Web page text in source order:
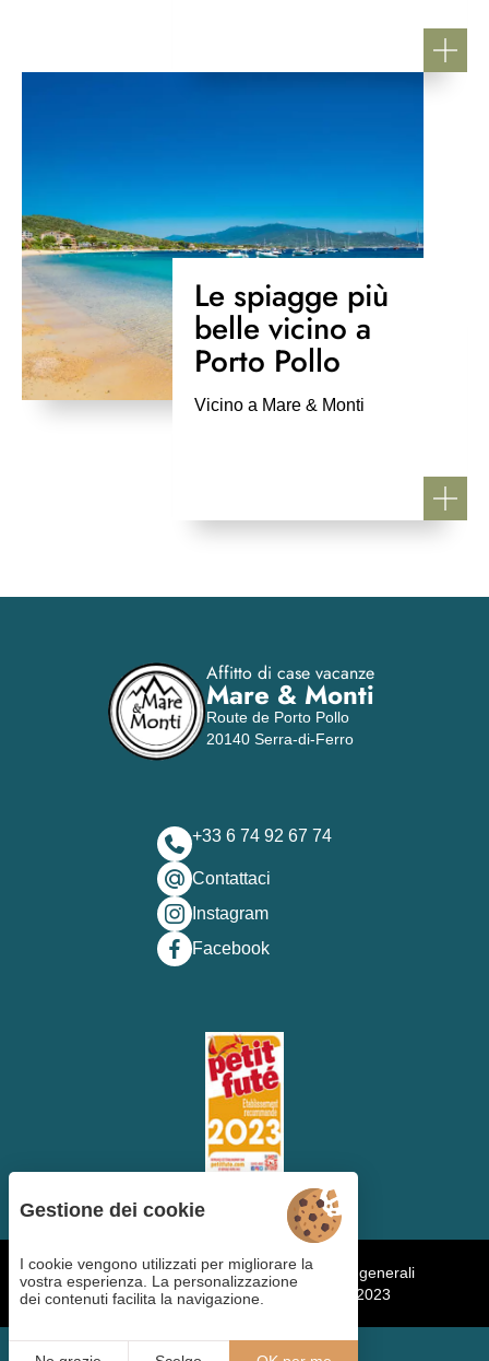
Le spiagge più
belle vicino a
Porto Pollo
Vicino a Mare & Monti
Affitto di case vacanze
Mare & Monti
Route de Porto Pollo
20140 Serra-di-Ferro
+33 6 74 92 67 74
Contattaci
Instagram
Facebook
Gestione dei cookiesTermini e condizioni generali
Note legaliMappa del sito Copyright ©2023
Gestione dei cookie
I cookie vengono utilizzati per migliorare la
vostra esperienza. La personalizzazione
dei contenuti facilita la navigazione.